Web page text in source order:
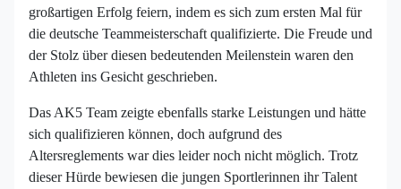
großartigen Erfolg feiern, indem es sich zum ersten Mal für
die deutsche Teammeisterschaft qualifizierte. Die Freude und
der Stolz über diesen bedeutenden Meilenstein waren den
Athleten ins Gesicht geschrieben.
Das AK5 Team zeigte ebenfalls starke Leistungen und hätte
sich qualifizieren können, doch aufgrund des
Altersreglements war dies leider noch nicht möglich. Trotz
dieser Hürde bewiesen die jungen Sportlerinnen ihr Talent